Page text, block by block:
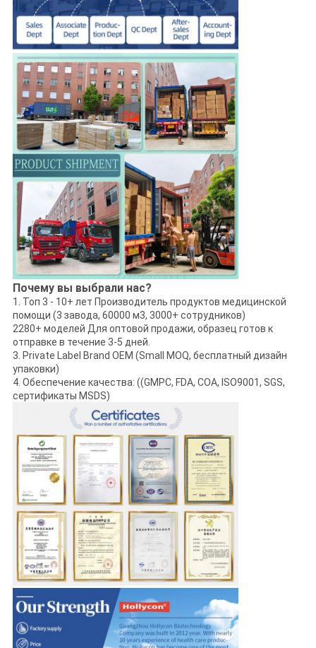
Почему вы выбрали нас?
1. Топ 3 - 10+ лет Производитель продуктов медицинской
помощи (3 завода, 60000 м3, 3000+ сотрудников)
2280+ моделей Для оптовой продажи, образец готов к
отправке в течение 3-5 дней.
3. Private Label Brand OEM (Small MOQ, бесплатный дизайн
упаковки)
4. Обеспечение качества: ((GMPC, FDA, COA, ISO9001, SGS,
сертификаты MSDS)